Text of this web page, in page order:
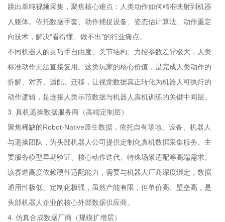
跳出单纯视频采集，聚焦核心难点：人类动作如何精准映射到机器
人躯体。依托数据手套、动作捕捉设备、姿态估计算法、动作重定
向技术，解决“看得懂、做不出”的行业痛点。
不同机器人的灵巧手自由度、关节结构、力控参数差异极大，人类
标准动作无法直接复用。这类玩家的核心价值，是完成人类动作的
拆解、对齐、适配、迁移，让视觉数据真正转化为机器人可执行的
动作逻辑，是连接人类示范数据与机器人真机训练的关键中间层。
3. 真机遥操数据服务商（高端定制层）
聚焦稀缺的Robot-Native原生数据，依托自有场地、设备、机器人
与遥操团队，为头部机器人公司提供定制化真机数据采集服务。主
要服务模型早期验证、核心动作迭代、特殊场景适配等高端需求。
该赛道高度依赖硬件适配能力，需要与机器人厂商深度绑定，数据
通用性极低、定制化极强，虽然产能有限，但单价高、壁垒高，是
头部机器人企业的核心外部数据供应商。
4. 仿真合成数据厂商（规模扩增层）